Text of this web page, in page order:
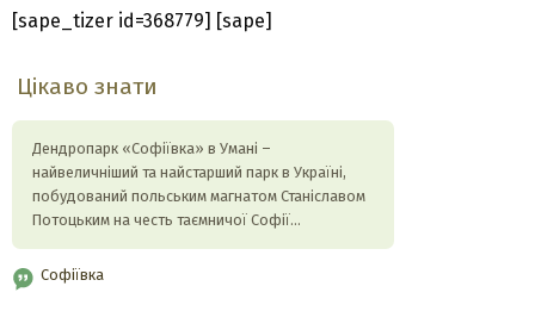
[sape_tizer id=368779] [sape]
Цікаво знати
Дендропарк «Софіївка» в Умані –
найвеличніший та найстарший парк в Україні,
побудований польським магнатом Станіславом
Потоцьким на честь таємничої Софії…
Софіївка